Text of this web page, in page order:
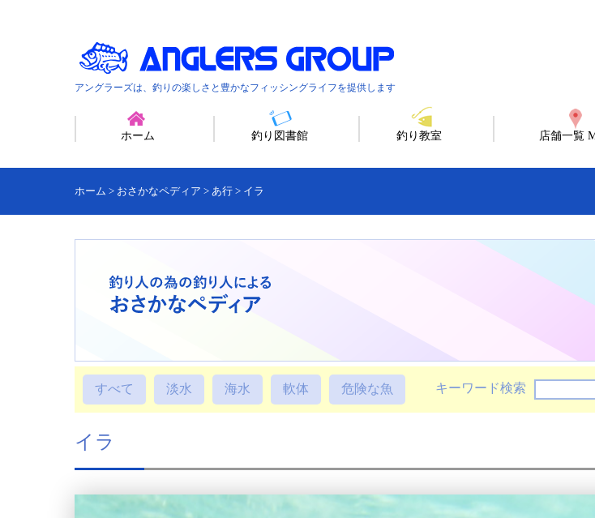
アングラーズは、釣りの楽しさと豊かなフィッシングライフを提供します
ホーム 釣り図書館 釣り教室 店舗一覧
ホーム > おさかなペディア > あ行 > イラ
すべて 淡水 海水 軟体 危険な魚 キーワード検索
イラ